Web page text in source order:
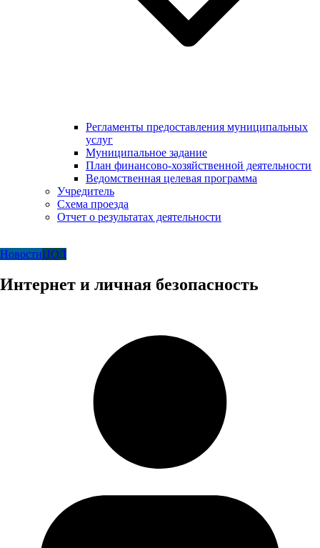
Регламенты предоставления муниципальных
услуг
Муниципальное задание
План финансово-хозяйственной деятельности
Ведомственная целевая программа
Учредитель
Схема проезда
Отчет о результатах деятельности
НовостиЦОД
Интернет и личная безопасность